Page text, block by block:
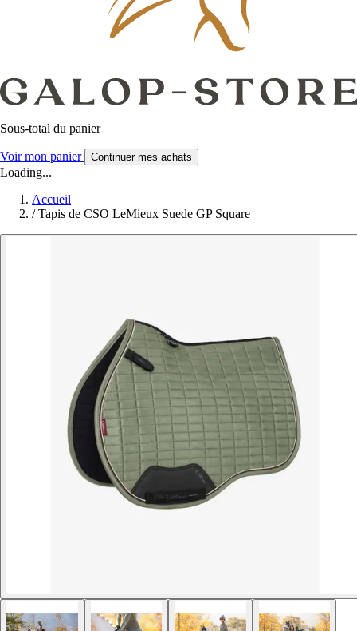
Sous-total du panier
Voir mon panier Continuer mes achats
Loading...
Accueil
/ Tapis de CSO LeMieux Suede GP Square